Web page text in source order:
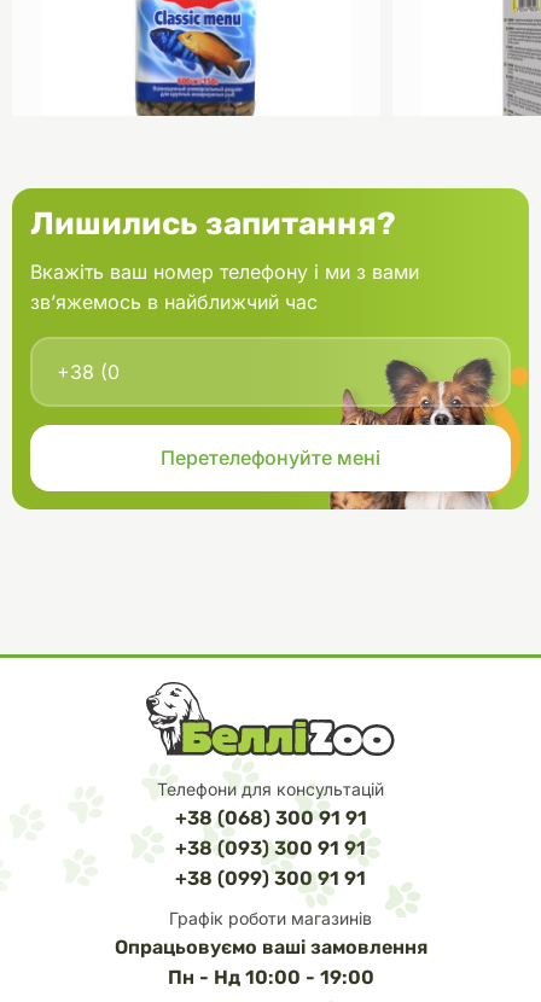
банка 150 г
В кошик
Aquael
Лишились запитання?
Вкажіть ваш номер телефону і ми з вами
зв’яжемось в найближчий час
Телефони для консультацій
+38 (068) 300 91 91
+38 (093) 300 91 91
+38 (099) 300 91 91
Графік роботи магазинів
Опрацьовуємо ваші замовлення
Пн - Нд 10:00 - 19:00